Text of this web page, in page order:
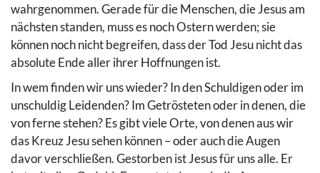
wahrgenommen. Gerade für die Menschen, die Jesus am
nächsten standen, muss es noch Ostern werden; sie
können noch nicht begreifen, dass der Tod Jesu nicht das
absolute Ende aller ihrer Hoffnungen ist.
In wem finden wir uns wieder? In den Schuldigen oder im
unschuldig Leidenden? Im Getrösteten oder in denen, die
von ferne stehen? Es gibt viele Orte, von denen aus wir
das Kreuz Jesu sehen können – oder auch die Augen
davor verschließen. Gestorben ist Jesus für uns alle. Er